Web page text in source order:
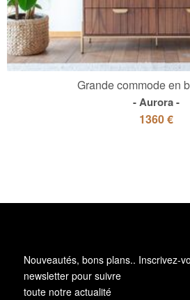
Grande commode en
Aurora
1360 €
Nouveautés, bons plans.. Inscrivez-
newsletter pour suivre
toute notre actualité